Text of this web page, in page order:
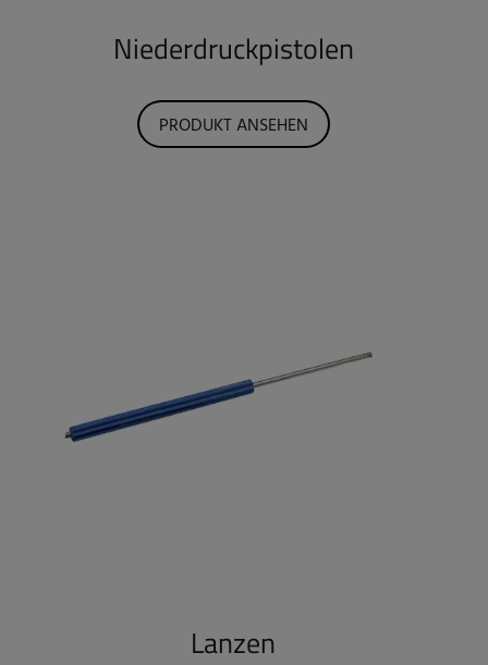
Niederdruckpistolen
PRODUKT ANSEHEN
Lanzen